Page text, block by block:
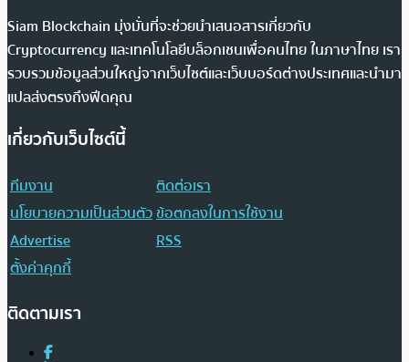
Siam Blockchain มุ่งมั่นที่จะช่วยนำเสนอสารเกี่ยวกับ
Cryptocurrency และเทคโนโลยีบล็อกเชนเพื่อคนไทย ในภาษาไทย เรา
รวบรวมข้อมูลส่วนใหญ่จากเว็บไซต์และเว็บบอร์ดต่างประเทศและนำมา
แปลส่งตรงถึงฟีดคุณ
เกี่ยวกับเว็บไซต์นี้
ทีมงาน
ติดต่อเรา
นโยบายความเป็นส่วนตัวข้อตกลงในการใช้งาน
Advertise
RSS
ตั้งค่าคุกกี้
ติดตามเรา